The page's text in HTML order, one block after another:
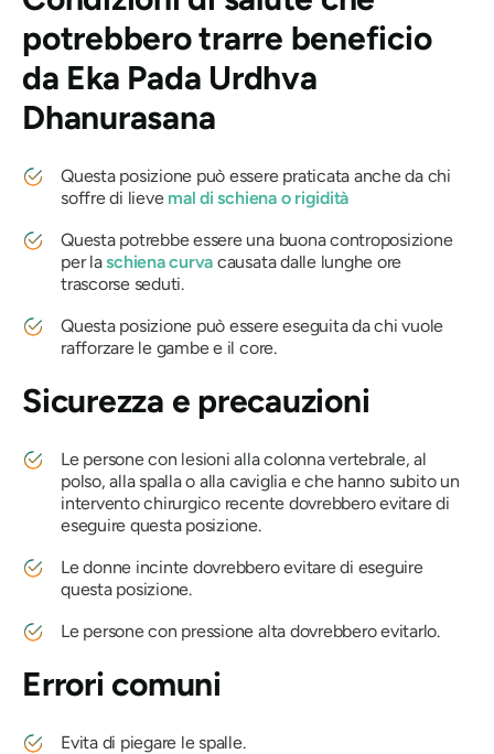
potrebbero trarre beneficio
da Eka Pada Urdhva
Dhanurasana
Questa posizione può essere praticata anche da chi
soffre di lieve mal di schiena o rigidità
Questa potrebbe essere una buona controposizione
per laschiena curva causata dalle lunghe ore
trascorse seduti.
Questa posizione può essere eseguita da chi vuole
rafforzare le gambe e il core.
Sicurezza e precauzioni
Le persone con lesioni alla colonna vertebrale, al
polso, alla spalla o alla caviglia e che hanno subito un
intervento chirurgico recente dovrebbero evitare di
eseguire questa posizione.
Le donne incinte dovrebbero evitare di eseguire
questa posizione.
Le persone con pressione alta dovrebbero evitarlo.
Errori comuni
Evita di piegare le spalle.